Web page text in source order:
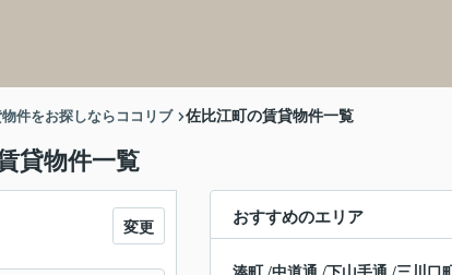
件をお探しならココリブ 佐比江町の賃貸物件一覧
貸物件一覧
おすすめのエリア
変更